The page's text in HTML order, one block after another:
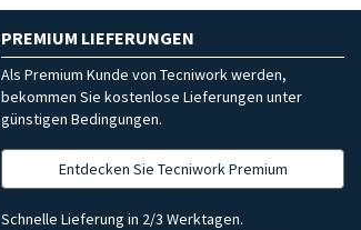
PREMIUM LIEFERUNGEN
Als Premium Kunde von Tecniwork werden,
bekommen Sie kostenlose Lieferungen unter
günstigen Bedingungen.
Entdecken Sie Tecniwork Premium
Schnelle Lieferung in 2/3 Werktagen.